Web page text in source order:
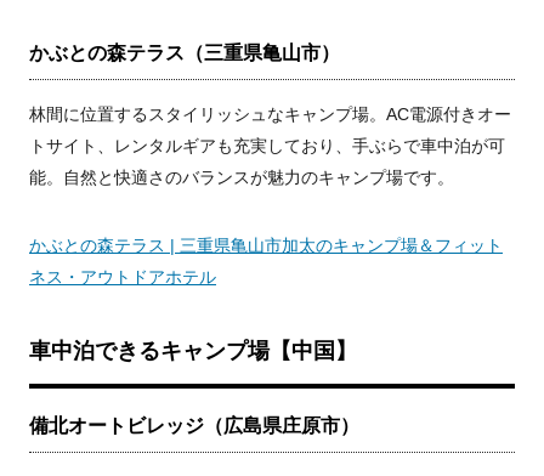
かぶとの森テラス（三重県亀山市）
林間に位置するスタイリッシュなキャンプ場。AC電源付きオー
トサイト、レンタルギアも充実しており、手ぶらで車中泊が可
能。自然と快適さのバランスが魅力のキャンプ場です。
かぶとの森テラス | 三重県亀山市加太のキャンプ場＆フィット
ネス・アウトドアホテル
車中泊できるキャンプ場【中国】
備北オートビレッジ（広島県庄原市）